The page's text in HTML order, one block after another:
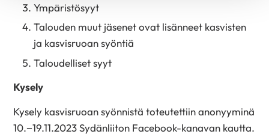
Ympäristösyyt
Talouden muut jäsenet ovat lisänneet kasvisten
ja kasvisruoan syöntiä
Taloudelliset syyt
Kysely
Kysely kasvisruoan syönnistä toteutettiin anonyyminä
10.−19.11.2023 Sydänliiton Facebook-kanavan kautta.